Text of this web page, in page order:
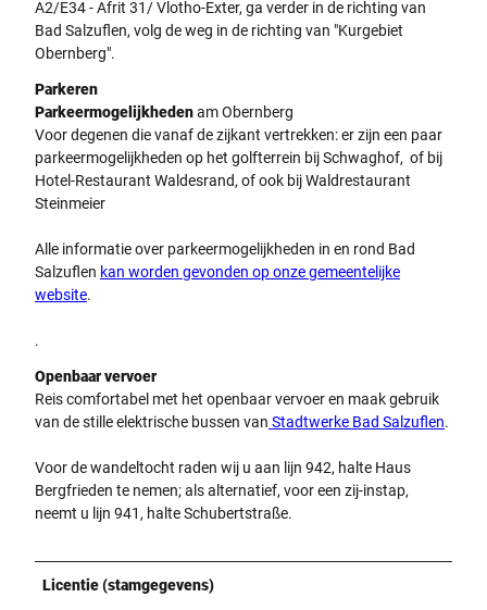
A2/E34 - Afrit 31/ Vlotho-Exter, ga verder in de richting van
Bad Salzuflen, volg de weg in de richting van "Kurgebiet
Obernberg".
Parkeren
Parkeermogelijkhedenam Obernberg
Voor degenen die vanaf de zijkant vertrekken: er zijn een paar
parkeermogelijkheden op het golfterrein bij Schwaghof, of bij
Hotel-Restaurant Waldesrand, of ook bij Waldrestaurant
Steinmeier
Alle informatie over parkeermogelijkheden in en rond Bad
Salzuflen kan worden gevonden op onze gemeentelijke
website.
.
Openbaar vervoer
Reis comfortabel met het openbaar vervoer en maak gebruik
van de stille elektrische bussen van Stadtwerke Bad Salzuflen.
Voor de wandeltocht raden wij u aan lijn 942, halte Haus
Bergfrieden te nemen; als alternatief, voor een zij-instap,
neemt u lijn 941, halte Schubertstraße.
Licentie (stamgegevens)